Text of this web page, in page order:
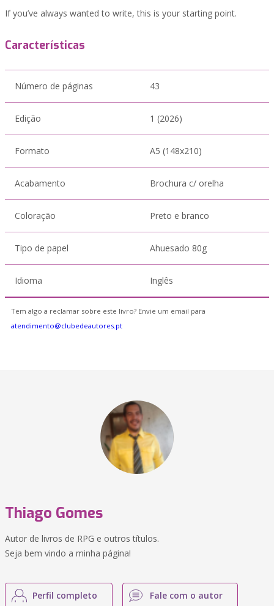
If you’ve always wanted to write, this is your starting point.
Características
Número de páginas 43
Edição 1 (2026)
Formato A5 (148x210)
Acabamento Brochura c/ orelha
Coloração Preto e branco
Tipo de papel Ahuesado 80g
Idioma Inglês
Tem algo a reclamar sobre este livro? Envie um email para
atendimento@clubedeautores.pt
Thiago Gomes
Autor de livros de RPG e outros títulos.
Seja bem vindo a minha página!
Perfil completo Fale com o autor